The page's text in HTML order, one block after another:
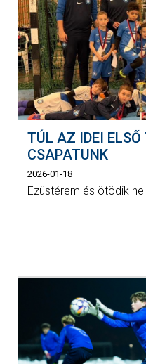
TÚL AZ IDEI
CSAPATUNK
2026-01-18
Ezüstérem és ötödik